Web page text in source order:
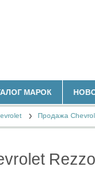
(14304)
МАРОК
Продажа
Rezzo